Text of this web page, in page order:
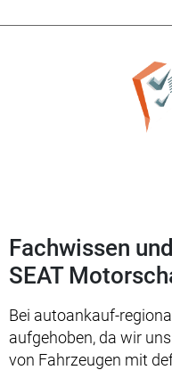
Fachwissen
SEAT
Bei autoankauf-
aufgehoben, da wir
von Fahrzeugen mit